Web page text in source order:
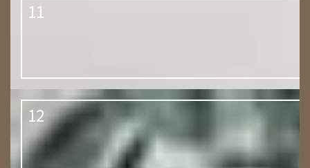
11
12